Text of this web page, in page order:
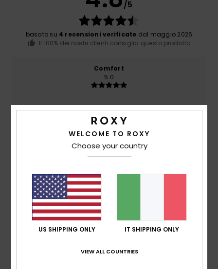
/5
basato su 4 recensioni verificate dal maggio 2026
Il 100% dei nostri clienti consiglia questo prodotto
Comfort
5.0
Rapporto qualità-prezzo
4.8
Taglia
Materiale
Colore
5/5
WELCOME TO ROXY
Choose your country
US SHIPPING ONLY IT SHIPPING ONLY
VIEW ALL COUNTRIES